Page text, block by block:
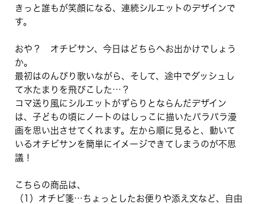
きっと誰もが笑顔になる、連続シルエットのデザインで
す。
おや？ オチビサン、今日はどちらへお出かけでしょう
か。
最初はのんびり歌いながら、そして、途中でダッシュし
て水たまりを飛びこした…？
コマ送り風にシルエットがずらりとならんだデザイン
は、子どもの頃にノートのはしっこに描いたパラパラ漫
画を思い出させてくれます。左から順に見ると、動いて
いるオチビサンを簡単にイメージできてしまうのが不思
議！
こちらの商品は、
（1）オチビ箋…ちょっとしたお便りや添え文など、自由